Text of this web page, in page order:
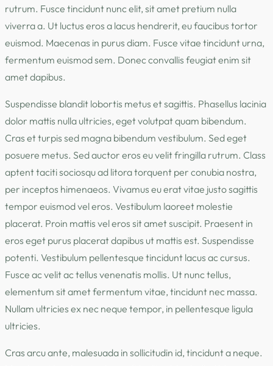
rutrum. Fusce tincidunt nunc elit, sit amet pretium nulla
viverra a. Ut luctus eros a lacus hendrerit, eu faucibus tortor
euismod. Maecenas in purus diam. Fusce vitae tincidunt urna,
fermentum euismod sem. Donec convallis feugiat enim sit
amet dapibus.
Suspendisse blandit lobortis metus et sagittis. Phasellus lacinia
dolor mattis nulla ultricies, eget volutpat quam bibendum.
Cras et turpis sed magna bibendum vestibulum. Sed eget
posuere metus. Sed auctor eros eu velit fringilla rutrum. Class
aptent taciti sociosqu ad litora torquent per conubia nostra,
per inceptos himenaeos. Vivamus eu erat vitae justo sagittis
tempor euismod vel eros. Vestibulum laoreet molestie
placerat. Proin mattis vel eros sit amet suscipit. Praesent in
eros eget purus placerat dapibus ut mattis est. Suspendisse
potenti. Vestibulum pellentesque tincidunt lacus ac cursus.
Fusce ac velit ac tellus venenatis mollis. Ut nunc tellus,
elementum sit amet fermentum vitae, tincidunt nec massa.
Nullam ultricies ex nec neque tempor, in pellentesque ligula
ultricies.
Cras arcu ante, malesuada in sollicitudin id, tincidunt a neque.